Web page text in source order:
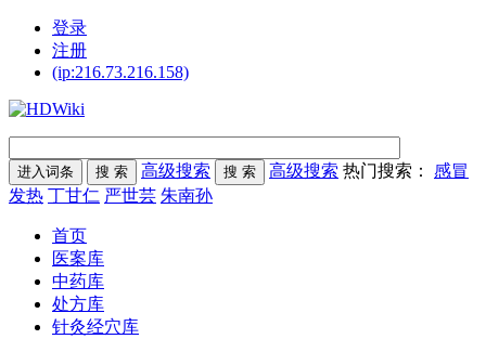
登录
注册
(ip:216.73.216.158)
高级搜索 高级搜索 热门搜索： 感冒
发热 丁甘仁 严世芸 朱南孙
首页
医案库
中药库
处方库
针灸经穴库